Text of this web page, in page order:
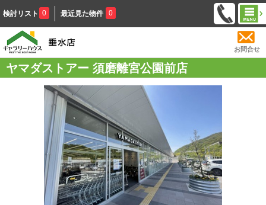
検討リスト 0 最近見た物件 0
お問合せ
ヤマダストアー 須磨離宮公園前店